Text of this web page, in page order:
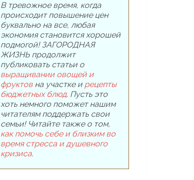
В тревожное время, когда
происходит повышение цен
буквально на все, любая
экономия становится хорошей
подмогой! ЗАГОРОДНАЯ
ЖИЗНЬ продолжит
публиковать статьи о
выращивании овощей и
фруктов на участке и рецепты
бюджетных блюд. Пусть это
хоть немного поможет нашим
читателям поддержать свои
семьи! Читайте также о том,
как помочь себе и близким во
время стресса и душевного
кризиса.